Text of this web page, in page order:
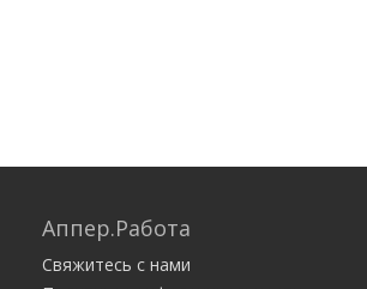
Аппер.Работа
Свяжитесь с нами